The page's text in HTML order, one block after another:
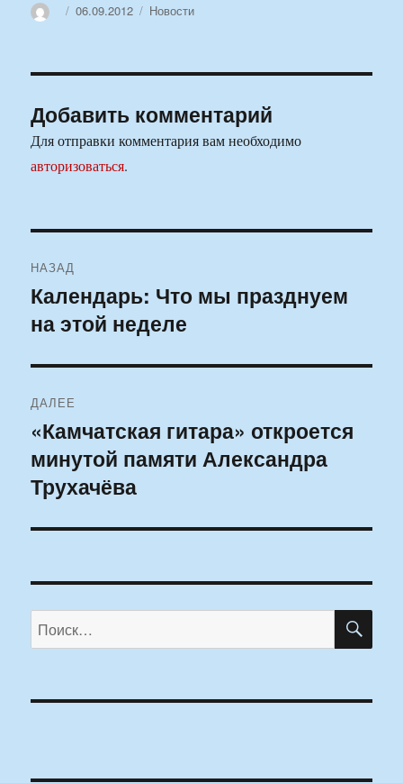
АвторОпубликовано
06.09.2012 Рубрики
Новости
Добавить комментарий
Для отправки комментария вам необходимо
авторизоваться.
по
записям
НАЗАД
Предыдущая
запись:
Календарь: Что мы празднуем
на этой неделе
ДАЛЕЕ
Следующая
запись:
«Камчатская гитара» откроется
минутой памяти Александра
Трухачёва
Искать: